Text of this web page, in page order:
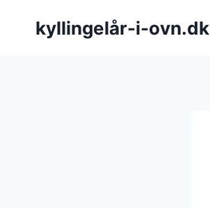
kyllingelår-i-ovn.dk